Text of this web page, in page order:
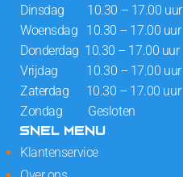
Dinsdag 10.30 – 17.00 uur
Woensdag 10.30 – 17.00 uur
Donderdag 10.30 – 17.00 uur
Vrijdag 10.30 – 17.00 uur
Zaterdag 10.30 – 17.00 uur
Zondag Gesloten
SNEL MENU
Klantenservice